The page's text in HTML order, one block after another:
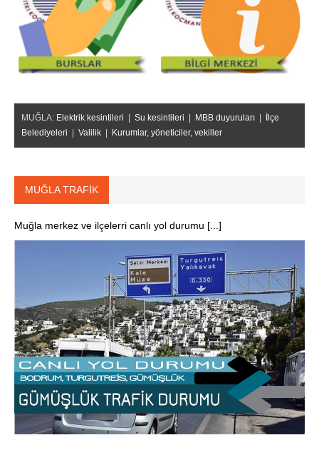
MUĞLA: Elektrik kesintileri Su kesintileri MBB duyuruları
İlçe
Belediyeleri
Valilik Kurumlar, yöneticiler, vekiller
MUĞLA TRAFİK
Muğla merkez ve ilçelerri canlı yol durumu [...]